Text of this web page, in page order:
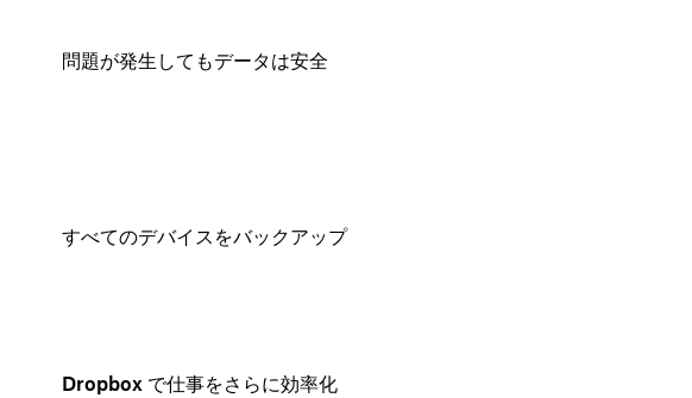
問題が発生してもデータは安全
すべてのデバイスをバックアップ
Dropbox で仕事をさらに効率化